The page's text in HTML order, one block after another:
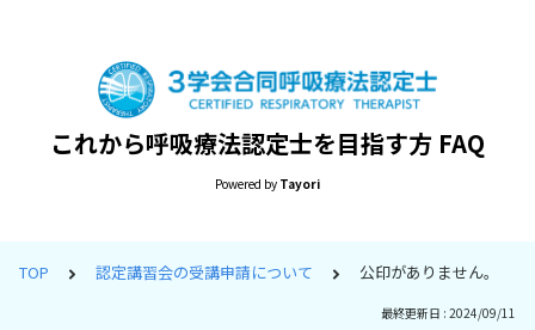
これから呼吸療法認定士を目指す方 FAQ
Powered by Tayori
TOP 認定講習会の受講申請について 公印がありません。
最終更新日 : 2024/09/11